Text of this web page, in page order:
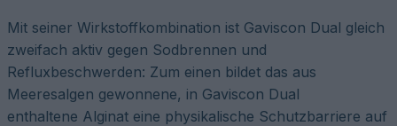
Mit seiner Wirkstoffkombination ist Gaviscon Dual gleich
zweifach aktiv gegen Sodbrennen und
Refluxbeschwerden: Zum einen bildet das aus
Meeresalgen gewonnene, in Gaviscon Dual
enthaltene Alginat eine physikalische Schutzbarriere auf